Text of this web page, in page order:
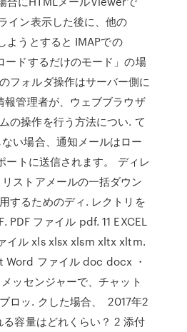
イン表示した後に、他の
ようとすると IMAPでの
ードするだけのモード」の場
フォルダ操作はサーバー側に
管理者が、ウェブブラウザ
の操作を行う方法につい. て
い場合、通知メールはロー
ートに送信されます。 ディレ
ストアメールの一括ダウン
するためのディ. レクトリを
PDF ファイル pdf. 11 EXCEL
イル xls xlsx xlsm xltx xltm.
Word ファイル doc docx ・
ッセンジャーで、チャット
ロッ. クした場合、 2017年2
容量はどれくらい？ 2 添付